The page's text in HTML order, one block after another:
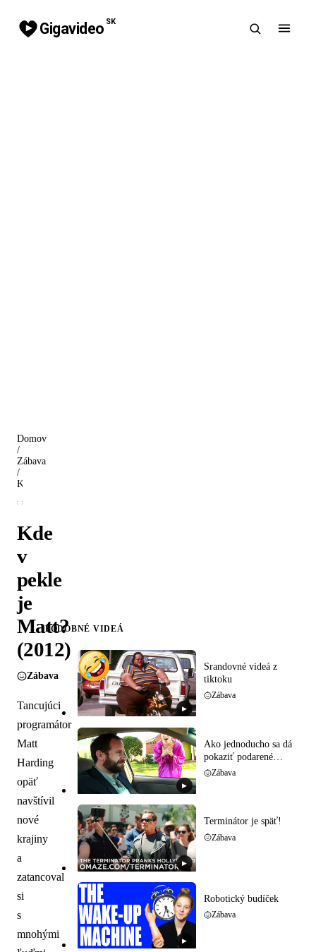
Gigavideo SK
Domov
/
Zábava
/
Kde
v
pekle
je
Matt?
(2012)
Zábava
Tancujúci
programátor
Matt
Harding
opäť
navštívil
nové
krajiny
a
zatancoval
si
s
mnohými
PODOBNÉ VIDEÁ
▶
Srandovné videá z
tiktoku
Zábava
▶
Ako jednoducho sa dá
pokaziť podarené
rande
Zábava
▶
Terminátor je späť!
Zábava
▶
Robotický budíček
Zábava